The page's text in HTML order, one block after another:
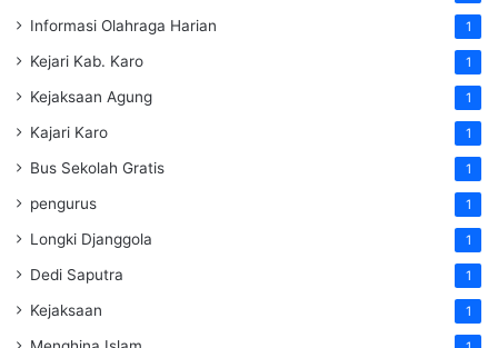
Informasi Olahraga Harian 1
Kejari Kab. Karo 1
Kejaksaan Agung 1
Kajari Karo 1
Bus Sekolah Gratis 1
pengurus 1
Longki Djanggola 1
Dedi Saputra 1
Kejaksaan 1